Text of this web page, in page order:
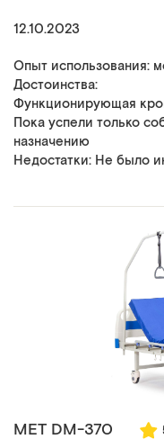
12.10.2023
Опыт использования:
Достоинства:
Функционирующая
Пока успели только
назначению
Недостатки: Не было
MET DM-370